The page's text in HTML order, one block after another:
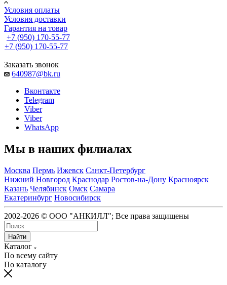
Условия оплаты
Условия доставки
Гарантия на товар
+7 (950) 170-55-77
+7 (950) 170-55-77
Заказать звонок
640987@bk.ru
Вконтакте
Telegram
Viber
Viber
WhatsApp
Мы в наших филиалах
Москва Пермь Ижевск Санкт-Петербург
Нижний Новгород Краснодар Ростов-на-Дону Красноярск
Казань Челябинск Омск Самара
Екатеринбург Новосибирск
2002-2026 © ООО "АНКИЛЛ"; Все права защищены
Найти
Каталог
По всему сайту
По каталогу